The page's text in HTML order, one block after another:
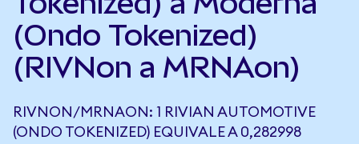
(Ondo Tokenized)
(RIVNon a MRNAon)
RIVNON/MRNAON: 1 RIVIAN AUTOMOTIVE
(ONDO TOKENIZED) EQUIVALE A 0,282998